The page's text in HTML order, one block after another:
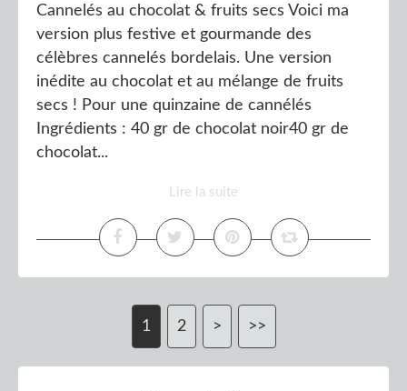
Cannelés au chocolat & fruits secs Voici ma
version plus festive et gourmande des
célèbres cannelés bordelais. Une version
inédite au chocolat et au mélange de fruits
secs ! Pour une quinzaine de cannélés
Ingrédients : 40 gr de chocolat noir40 gr de
chocolat...
Lire la suite
1 2 > >>